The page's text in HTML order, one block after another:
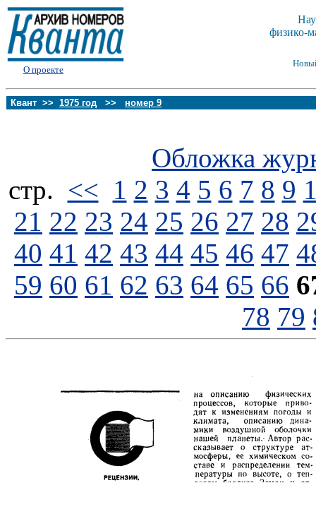
О проекте
физико-
Квант >> 1975 год >> номер 9
Обложка
стp. << 1 2 3 4 5 6 7 8 9
21 22 23 24 25 26 27 28
40 41 42 43 44 45 46 47
59 60 61 62 63 64 65 66
78 79